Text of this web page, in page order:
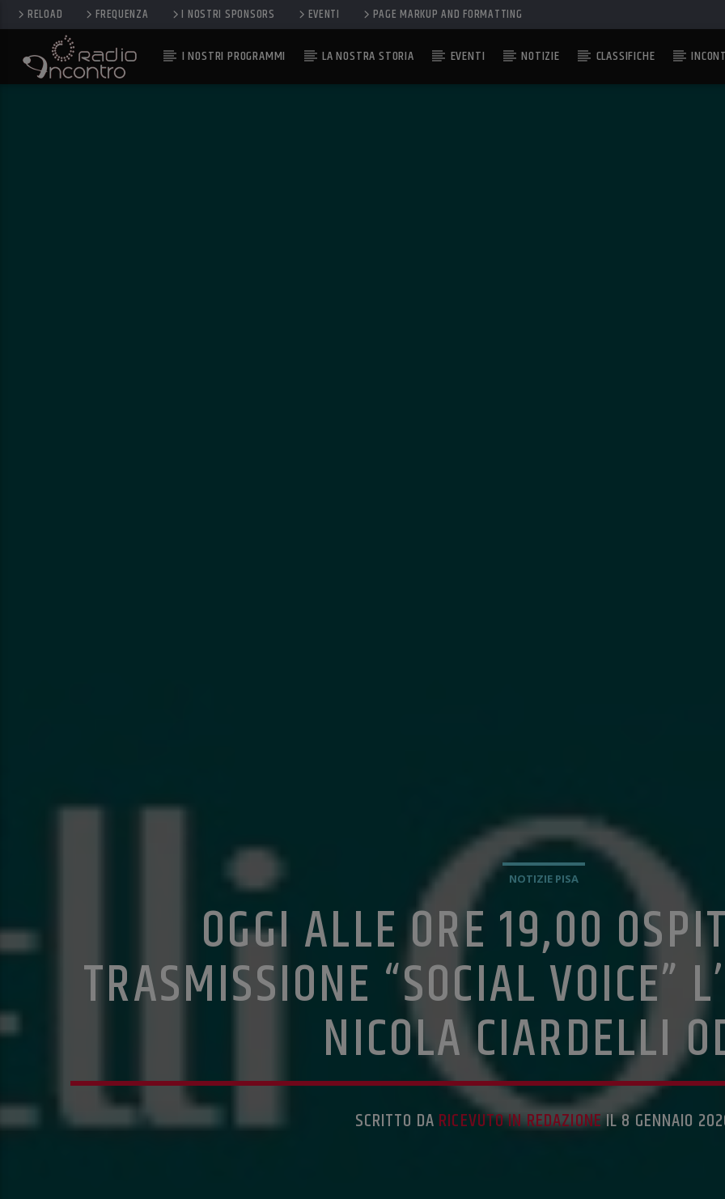
RELOAD FREQUENZA I NOSTRI SPONSORS EVENTI PAGE MARKUP AND FORMATTING
I NOSTRI PROGRAMMI LA NOSTRA STORIA EVENTI NOTIZIE CLASSIFICHE
NOTIZIE PISA
OGGI ALLE ORE 19,00
TRASMISSIONE “SOCIAL VOICE”
NICOLA CIARDELLI
SCRITTO DA RICEVUTO IN REDAZIONEIL 8 GENNAIO